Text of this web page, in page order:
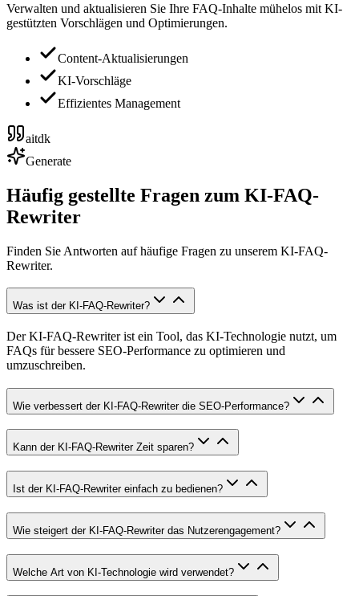
Verwalten und aktualisieren Sie Ihre FAQ-Inhalte mühelos mit KI-
gestützten Vorschlägen und Optimierungen.
Content-Aktualisierungen
KI-Vorschläge
Effizientes Management
aitdk
Generate
Häufig gestellte Fragen zum KI-FAQ-
Rewriter
Finden Sie Antworten auf häufige Fragen zu unserem KI-FAQ-
Rewriter.
Was ist der KI-FAQ-Rewriter?
Der KI-FAQ-Rewriter ist ein Tool, das KI-Technologie nutzt, um
FAQs für bessere SEO-Performance zu optimieren und
umzuschreiben.
Wie verbessert der KI-FAQ-Rewriter die SEO-Performance?
Kann der KI-FAQ-Rewriter Zeit sparen?
Ist der KI-FAQ-Rewriter einfach zu bedienen?
Wie steigert der KI-FAQ-Rewriter das Nutzerengagement?
Welche Art von KI-Technologie wird verwendet?